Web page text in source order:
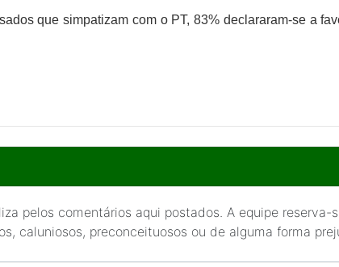
que simpatizam com o PT, 83% declararam-se a
pelos comentários aqui postados. A equipe
caluniosos, preconceituosos ou de alguma forma